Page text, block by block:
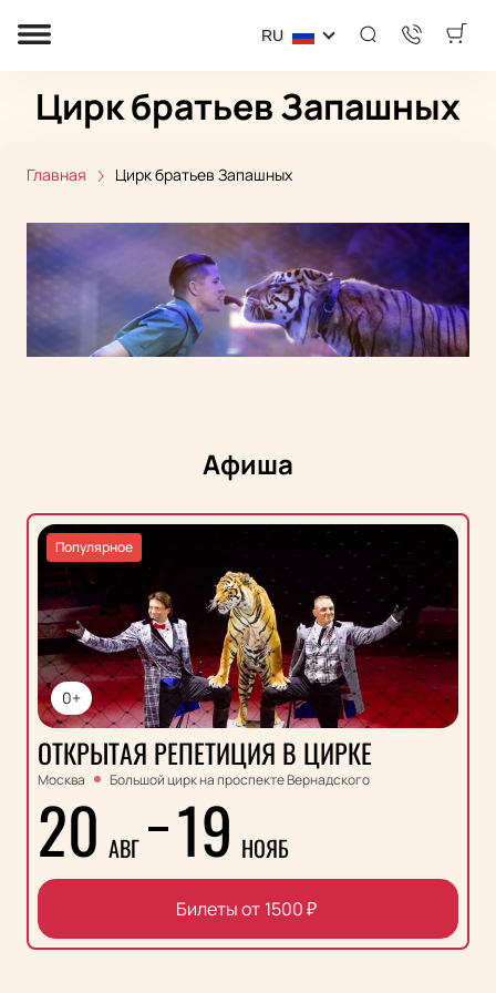
RU
Цирк братьев Запашных
Главная Цирк братьев Запашных
Афиша
0+
Популярное
ОТКРЫТАЯ РЕПЕТИЦИЯ В ЦИРКЕ
Москва Большой цирк на проспекте Вернадского
20 АВГ 19 НОЯБ
Билеты от 1500₽